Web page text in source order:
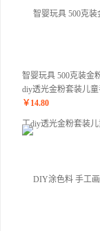
智婴玩具 500克装金
diy透光金粉套装儿
￥ 14.80